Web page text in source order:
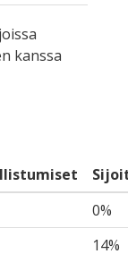
kanssa
0%
14%